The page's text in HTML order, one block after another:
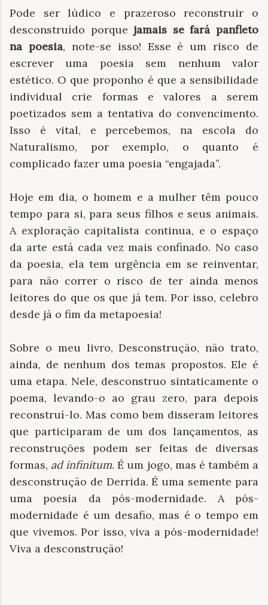
Pode ser lúdico e prazeroso reconstruir o
desconstruído porque jamais se fará panfleto
na poesia, note-se isso! Esse é um risco de
escrever uma poesia sem nenhum valor
estético. O que proponho é que a sensibilidade
individual crie formas e valores a serem
poetizados sem a tentativa do convencimento.
Isso é vital, e percebemos, na escola do
Naturalismo, por exemplo, o quanto é
complicado fazer uma poesia “engajada”.
Hoje em dia, o homem e a mulher têm pouco
tempo para si, para seus filhos e seus animais.
A exploração capitalista continua, e o espaço
da arte está cada vez mais confinado. No caso
da poesia, ela tem urgência em se reinventar,
para não correr o risco de ter ainda menos
leitores do que os que já tem. Por isso, celebro
desde já o fim da metapoesia!
Sobre o meu livro, Desconstrução, não trato,
ainda, de nenhum dos temas propostos. Ele é
uma etapa. Nele, desconstruo sintaticamente o
poema, levando-o ao grau zero, para depois
reconstruí-lo. Mas como bem disseram leitores
que participaram de um dos lançamentos, as
reconstruções podem ser feitas de diversas
formas, ad infinitum. É um jogo, mas é também a
desconstrução de Derrida. É uma semente para
uma poesia da pós-modernidade. A pós-
modernidade é um desafio, mas é o tempo em
que vivemos. Por isso, viva a pós-modernidade!
Viva a desconstrução!